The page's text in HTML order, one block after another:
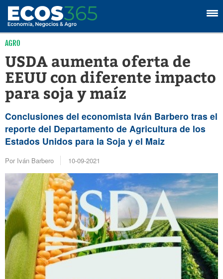
AGRO
USDA aumenta oferta de
EEUU con diferente impacto
para soja y maíz
Conclusiones del economista Iván Barbero tras el
reporte del Departamento de Agricultura de los
Estados Unidos para la Soja y el Maiz
Por Iván Barbero 10-09-2021